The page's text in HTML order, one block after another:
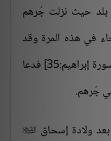
بلد حيث نزلت جُرهم
في هذه المرة وقد
[سورة إبراهيم:35] فدعا
جُرهم.
ولادة إسحاق 